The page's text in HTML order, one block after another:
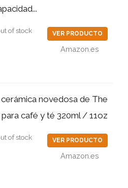
of stock VER PRODUCTO
Amazon.es
novedosa de The
café y té 320ml / 11oz
of stock VER PRODUCTO
Amazon.es